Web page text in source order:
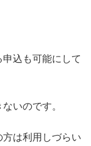
込も可能にして
いのです。
は利用しづらい